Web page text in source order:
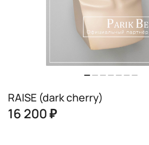
RAISE (dark cherry)
16 200 ₽